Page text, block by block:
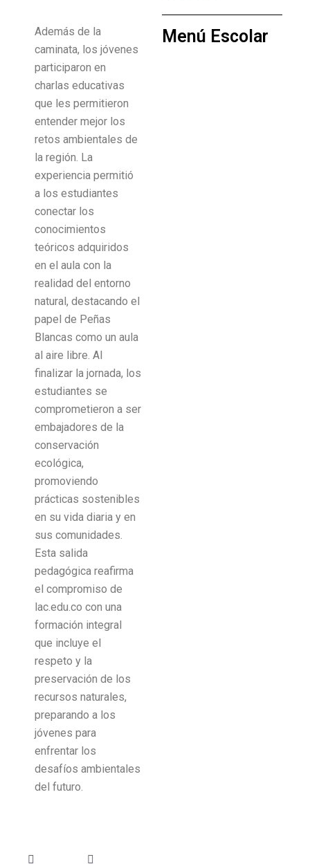
Además de la
caminata, los jóvenes
participaron en
charlas educativas
que les permitieron
entender mejor los
retos ambientales de
la región. La
experiencia permitió
a los estudiantes
conectar los
conocimientos
teóricos adquiridos
en el aula con la
realidad del entorno
natural, destacando el
papel de Peñas
Blancas como un aula
al aire libre. Al
finalizar la jornada, los
estudiantes se
comprometieron a ser
embajadores de la
conservación
ecológica,
promoviendo
prácticas sostenibles
en su vida diaria y en
sus comunidades.
Esta salida
pedagógica reafirma
el compromiso de
lac.edu.co con una
formación integral
que incluye el
respeto y la
preservación de los
recursos naturales,
preparando a los
jóvenes para
enfrentar los
desafíos ambientales
del futuro.
Menú Escolar